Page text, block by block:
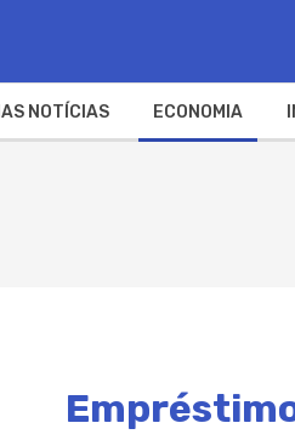
NOTÍCIAS ECONOMIA